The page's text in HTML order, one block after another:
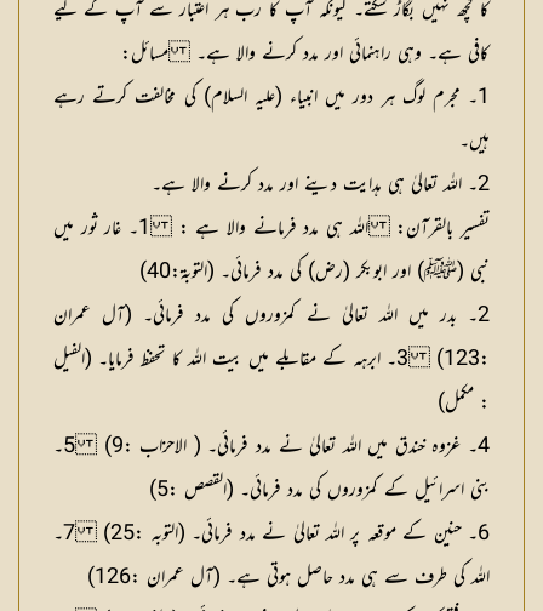
کا کچھ نہیں بگاڑ سکتے۔ کیونکہ آپ کا رب ہر اعتبار سے آپ کے لیے
کافی ہے۔ وہی راہنمائی اور مدد کرنے والا ہے۔مسائل:
1۔ مجرم لوگ ہر دور میں انبیاء (علیہ السلام) کی مخالفت کرتے رہے
ہیں۔
2۔ اللہ تعالیٰ ہی ہدایت دینے اور مدد کرنے والا ہے۔
تفسیر بالقرآن: اللہ ہی مدد فرمانے والا ہے :
1۔ غار ثور میں
نبی (ﷺ) اور ابوبکر (رض) کی مدد فرمائی۔ (التوبۃ:40)
2۔ بدر میں اللہ تعالیٰ نے کمزوروں کی مدد فرمائی۔ (آل عمران
:123) 3۔ ابرہہ کے مقابلے میں بیت اللہ کا تحفظ فرمایا۔ (الفیل
: مکمل)
4۔ غزوہ خندق میں اللہ تعالیٰ نے مدد فرمائی۔ ( الاحزاب :9) 5۔
بنی اسرائیل کے کمزوروں کی مدد فرمائی۔ (القصص :5)
6۔ حنین کے موقعہ پر اللہ تعالیٰ نے مدد فرمائی۔ (التوبہ :25) 7۔
اللہ کی طرف سے ہی مدد حاصل ہوتی ہے۔ (آل عمران :126)